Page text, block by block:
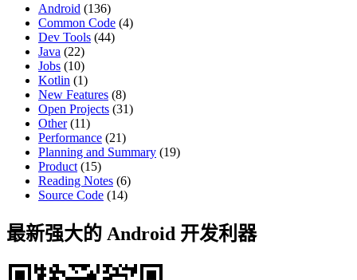
Android (136)
Common Code (4)
Dev Tools (44)
Java (22)
Jobs (10)
Kotlin (1)
New Features (8)
Open Projects (31)
Other(11)
Performance (21)
Planning and Summary (19)
Product (15)
Reading Notes (6)
Source Code (14)
最新强大的 Android 开发利器